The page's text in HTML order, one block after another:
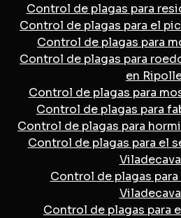
Control de plagas para
Control de plagas para el
Control de plagas para
Control de plagas para
en
Control de plagas para
Control de plagas para
Control de plagas para
Control de plagas para el
Control de plagas
Control de plagas para